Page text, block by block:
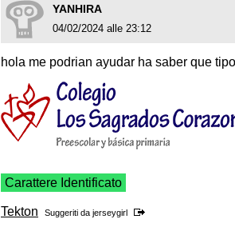
YANHIRA
04/02/2024 alle 23:12
hola me podrian ayudar ha saber que
Carattere Identificato
Tekton Suggeriti da jerseygirl